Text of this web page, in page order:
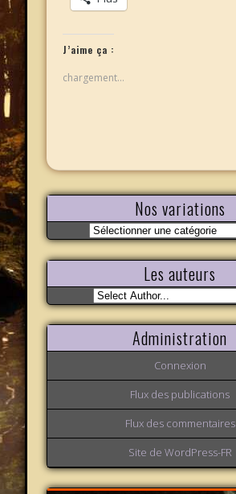
J’aime ça :
chargement…
Nos variations
Nos
variations
Les auteurs
Administration
Connexion
Flux des publications
Flux des commentaires
Site de WordPress-FR